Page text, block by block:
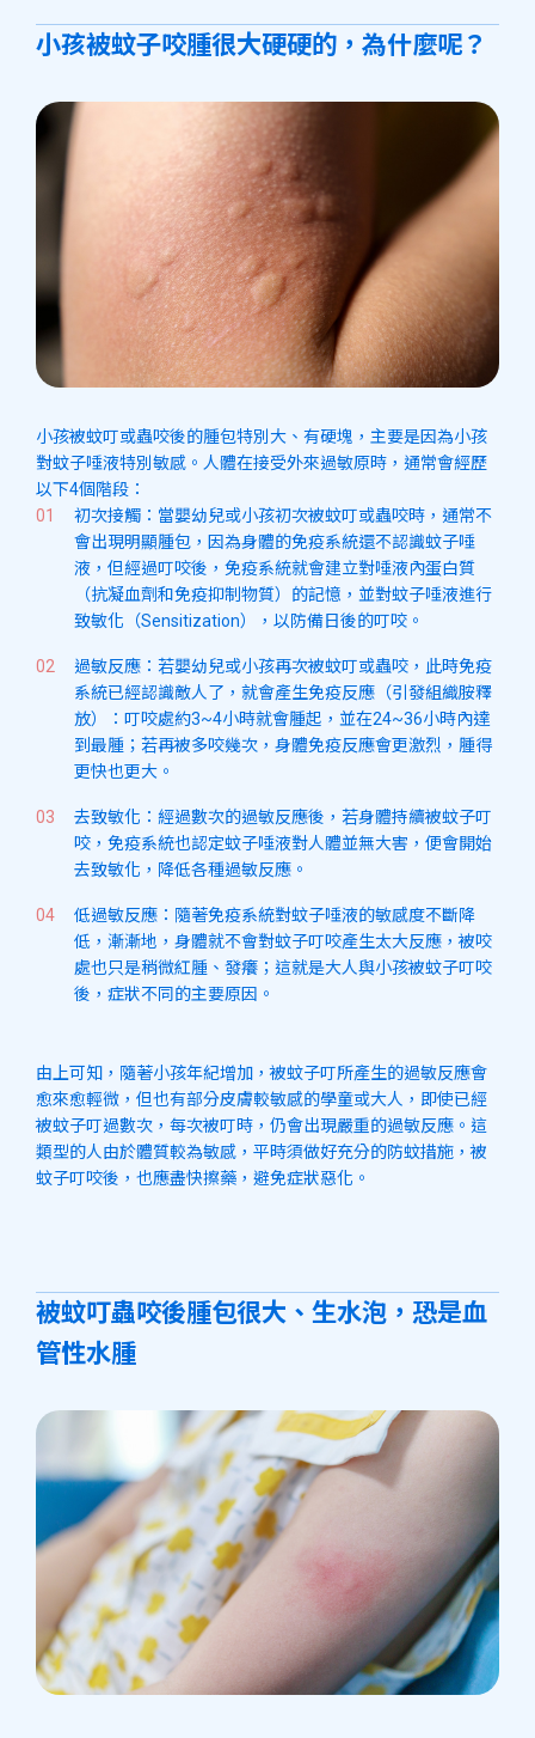
小孩被蚊子咬腫很大硬硬的，為什麼呢？
小孩被蚊叮或蟲咬後的腫包特別大、有硬塊，主要是因為小孩
對蚊子唾液特別敏感。人體在接受外來過敏原時，通常會經歷
以下4個階段：
初次接觸：當嬰幼兒或小孩初次被蚊叮或蟲咬時，通常不
會出現明顯腫包，因為身體的免疫系統還不認識蚊子唾
液，但經過叮咬後，免疫系統就會建立對唾液內蛋白質
（抗凝血劑和免疫抑制物質）的記憶，並對蚊子唾液進行
致敏化（Sensitization），以防備日後的叮咬。
過敏反應：若嬰幼兒或小孩再次被蚊叮或蟲咬，此時免疫
系統已經認識敵人了，就會產生免疫反應（引發組織胺釋
放）：叮咬處約3~4小時就會腫起，並在24~36小時內達
到最腫；若再被多咬幾次，身體免疫反應會更激烈，腫得
更快也更大。
去致敏化：經過數次的過敏反應後，若身體持續被蚊子叮
咬，免疫系統也認定蚊子唾液對人體並無大害，便會開始
去致敏化，降低各種過敏反應。
低過敏反應：隨著免疫系統對蚊子唾液的敏感度不斷降
低，漸漸地，身體就不會對蚊子叮咬產生太大反應，被咬
處也只是稍微紅腫、發癢；這就是大人與小孩被蚊子叮咬
後，症狀不同的主要原因。
由上可知，隨著小孩年紀增加，被蚊子叮所產生的過敏反應會
愈來愈輕微，但也有部分皮膚較敏感的學童或大人，即使已經
被蚊子叮過數次，每次被叮時，仍會出現嚴重的過敏反應。這
類型的人由於體質較為敏感，平時須做好充分的防蚊措施，被
蚊子叮咬後，也應盡快擦藥，避免症狀惡化。
被蚊叮蟲咬後腫包很大、生水泡，恐是血
管性水腫